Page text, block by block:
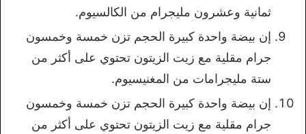
ثمانية وعشرون مليجرام من الكالسيوم.
إن بيضة واحدة كبيرة الحجم تزن خمسة وخمسون
جرام مقلية مع زيت الزيتون تحتوي على أكثر من
ستة مليجرامات من المغنيسيوم.
إن بيضة واحدة كبيرة الحجم تزن خمسة وخمسون
جرام مقلية مع زيت الزيتون تحتوي على أكثر من